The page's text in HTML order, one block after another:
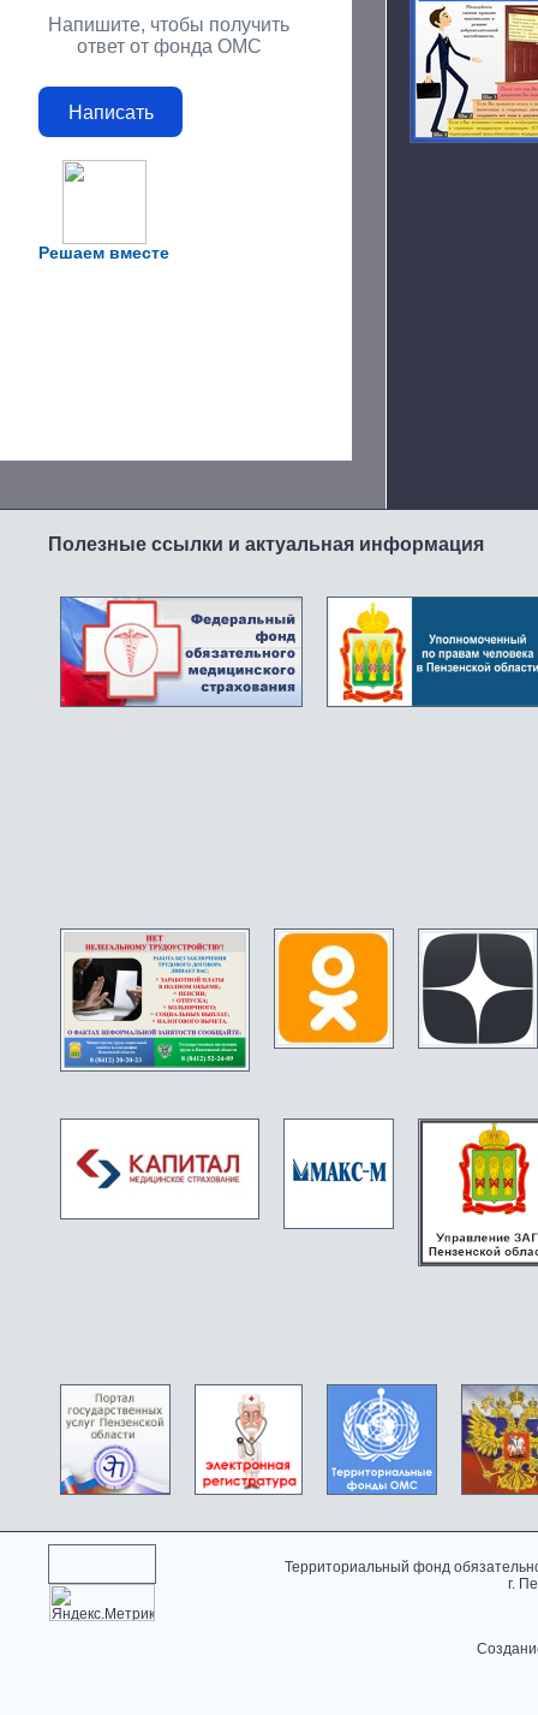
Решаем вместе
Напишите, чтобы получить
ответ от фонда ОМС
Написать
Полезные ссылки и актуальная информация
Территориальный фонд
г.